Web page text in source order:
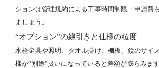
ションは管理規約による工事時間制限・申請費
ましょう。
“オプション”の線引きと仕様の粒度
水栓金具や照明、タオル掛け、棚板、鏡のサイ
様が“別途”扱いになっていると差額が膨らみま